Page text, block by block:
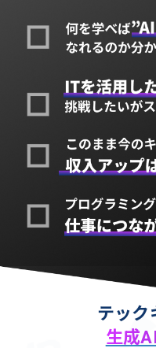
テック
生成